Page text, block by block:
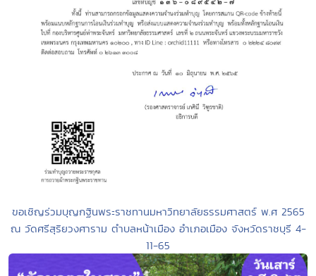
ขอเชิญร่วมบุญกฐินพระราชทานมหาวิทยาลัยธรรมศาสตร์ พ.ศ 2565
ณ วัดศรีสุริยวงศาราม ตำบลหน้าเมือง อำเภอเมือง จังหวัดราชบุรี 4-
11-65